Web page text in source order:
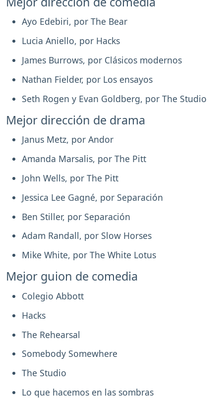
Ayo Edebiri, por The Bear
Lucia Aniello, por Hacks
James Burrows, por Clásicos modernos
Nathan Fielder, por Los ensayos
Seth Rogen y Evan Goldberg, por The Studio
Mejor dirección de drama
Janus Metz, por Andor
Amanda Marsalis, por The Pitt
John Wells, por The Pitt
Jessica Lee Gagné, por Separación
Ben Stiller, por Separación
Adam Randall, por Slow Horses
Mike White, por The White Lotus
Mejor guion de comedia
Colegio Abbott
Hacks
The Rehearsal
Somebody Somewhere
The Studio
Lo que hacemos en las sombras